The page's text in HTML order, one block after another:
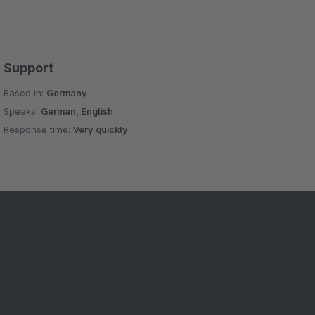
Support
Based in: Germany
Speaks: German, English
Response time:Very quickly